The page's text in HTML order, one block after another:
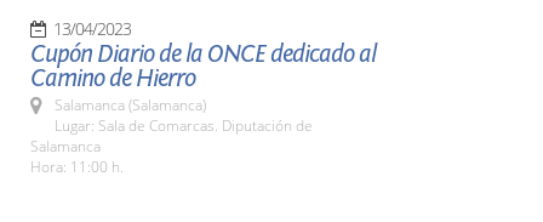
13/04/2023
Cupón Diario de la ONCE dedicado al
Camino de Hierro
Salamanca (Salamanca)
Lugar: Sala de Comarcas. Diputación de
Salamanca
Hora: 11:00 h.